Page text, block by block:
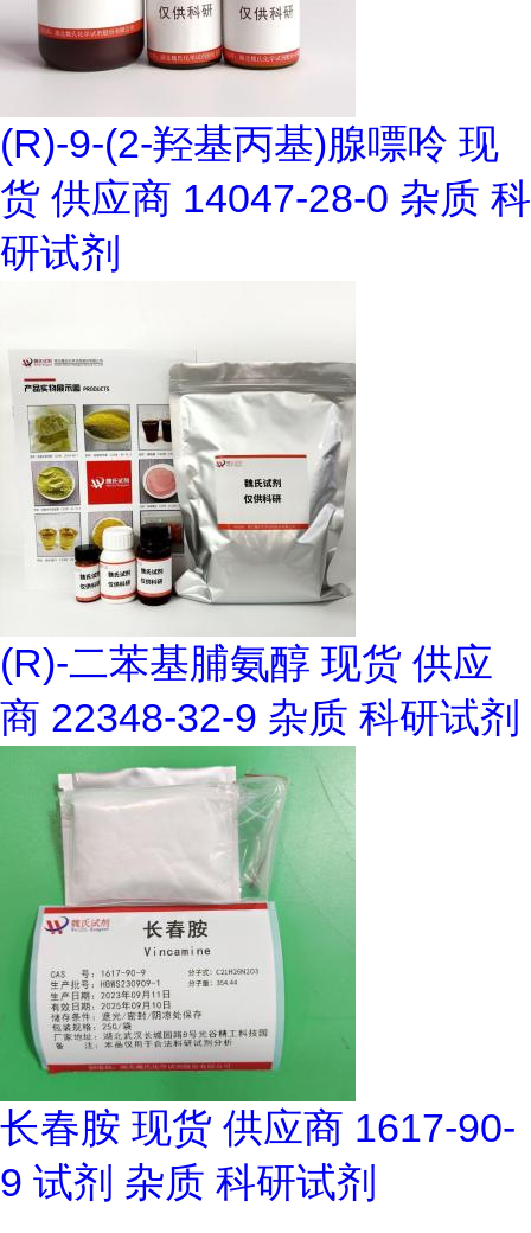
(R)-9-(2-羟基丙基)腺嘌呤 现
货 供应商 14047-28-0 杂质 科
研试剂
(R)-二苯基脯氨醇 现货 供应
商 22348-32-9 杂质 科研试剂
长春胺 现货 供应商 1617-90-
9 试剂 杂质 科研试剂